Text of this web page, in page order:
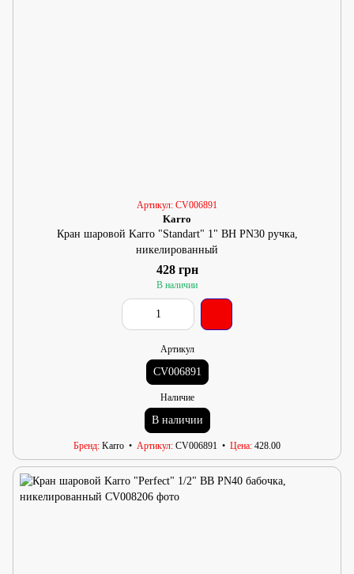
Артикул: CV006891
Karro
Кран шаровой Karro "Standart" 1" ВН PN30 ручка,
никелированный
428 грн
В наличии
Артикул
CV006891
Наличие
В наличии
Бренд Karro Артикул CV006891 Цена 428.00